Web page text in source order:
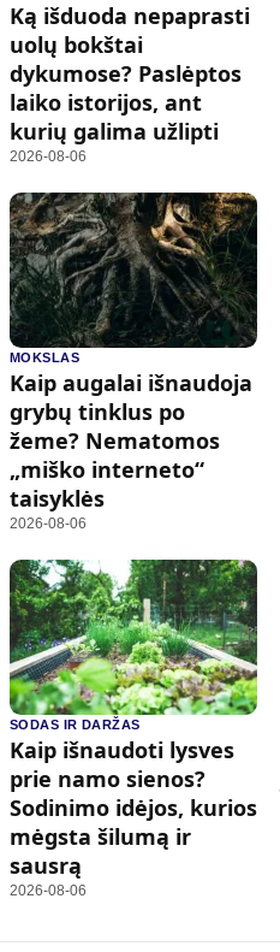
Ką išduoda nepaprasti
uolų bokštai
dykumose? Paslėptos
laiko istorijos, ant
kurių galima užlipti
2026-08-06
MOKSLAS
Kaip augalai išnaudoja
grybų tinklus po
žeme? Nematomos
„miško interneto“
taisyklės
2026-08-06
SODAS IR DARŽAS
Kaip išnaudoti lysves
prie namo sienos?
Sodinimo idėjos, kurios
mėgsta šilumą ir
sausrą
2026-08-06